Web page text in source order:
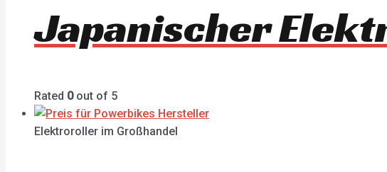
Japanischer
Rated 0out of 5
Elektroroller im Großhandel